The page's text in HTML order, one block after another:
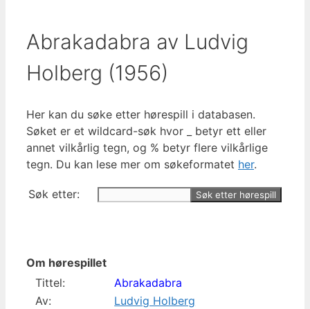
Abrakadabra av Ludvig
Holberg (1956)
Her kan du søke etter hørespill i databasen.
Søket er et wildcard-søk hvor _ betyr ett eller
annet vilkårlig tegn, og % betyr flere vilkårlige
tegn. Du kan lese mer om søkeformatet her.
Søk etter:
Om hørespillet
Tittel:
Abrakadabra
Av:
Ludvig Holberg